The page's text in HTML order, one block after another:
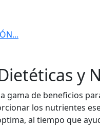
y
gama de beneficios
los nutrientes
al tiempo que